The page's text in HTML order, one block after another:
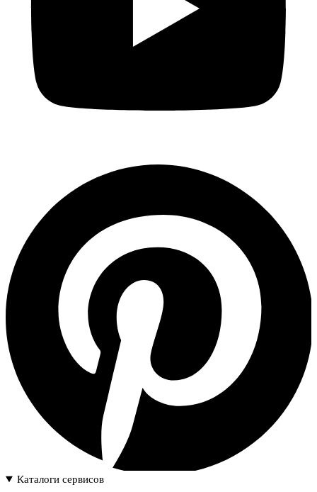
Каталоги сервисов